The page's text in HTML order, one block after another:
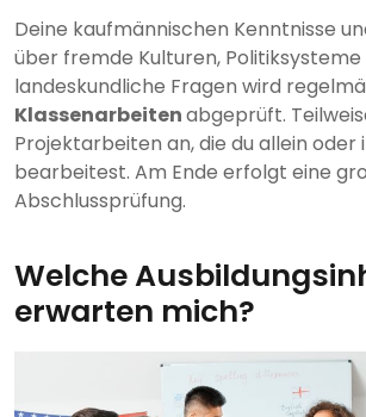
Deine kaufmännischen Kenntnisse
über fremde Kulturen,
landeskundliche Fragen wird
Klassenarbeitenabgeprüft.
Projektarbeiten an, die du allein oder
bearbeitest. Am Ende erfolgt eine
Abschlussprüfung.
Welche
erwarten mich?